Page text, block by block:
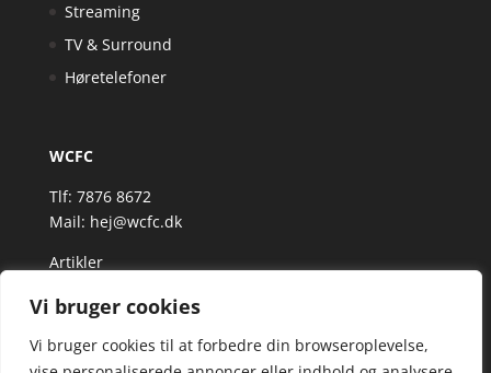
Vi bruger cookies
Vi bruger cookies til at forbedre din browseroplevelse,
Streaming
TV & Surround
Høretelefoner
WCFC
Tlf: 7876 8672
Mail: hej@wcfc.dk
Artikler